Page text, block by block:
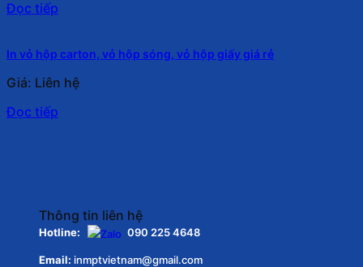
Đọc tiếp
In vỏ hộp carton, vỏ hộp sóng, vỏ hộp giấy giá rẻ
Giá: Liên hệ
Đọc tiếp
Thông tin liên hệ
Hotline: 090 225 4648
Email: inmptvietnam@gmail.com